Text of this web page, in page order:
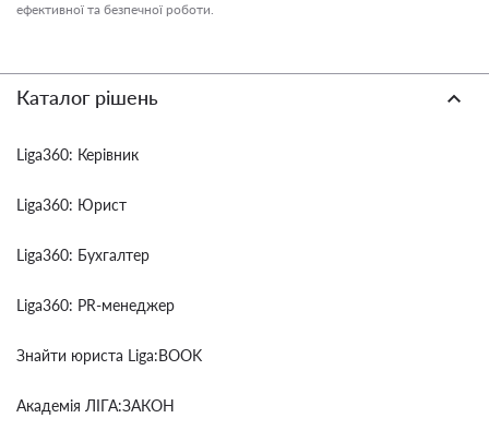
ефективної та безпечної роботи.
Каталог рішень
Liga360: Керівник
Liga360: Юрист
Liga360: Бухгалтер
Liga360: PR-менеджер
Знайти юриста Liga:BOOK
Академія ЛІГА:ЗАКОН